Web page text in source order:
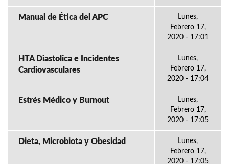
Manual de Ética del APC
Lunes,
Febrero 17,
2020 - 17:01
HTA Diastolica e Incidentes
Cardiovasculares
Lunes,
Febrero 17,
2020 - 17:04
Estrés Médico y Burnout
Lunes,
Febrero 17,
2020 - 17:05
Dieta, Microbiota y Obesidad
Lunes,
Febrero 17,
2020 - 17:05